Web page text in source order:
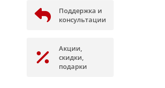
Поддержка и
консультации
Акции,
скидки,
подарки